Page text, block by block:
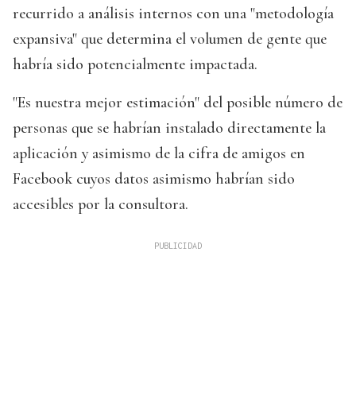
recurrido a análisis internos con una "metodología
expansiva" que determina el volumen de gente que
habría sido potencialmente impactada.
"Es nuestra mejor estimación" del posible número de
personas que se habrían instalado directamente la
aplicación y asimismo de la cifra de amigos en
Facebook cuyos datos asimismo habrían sido
accesibles por la consultora.